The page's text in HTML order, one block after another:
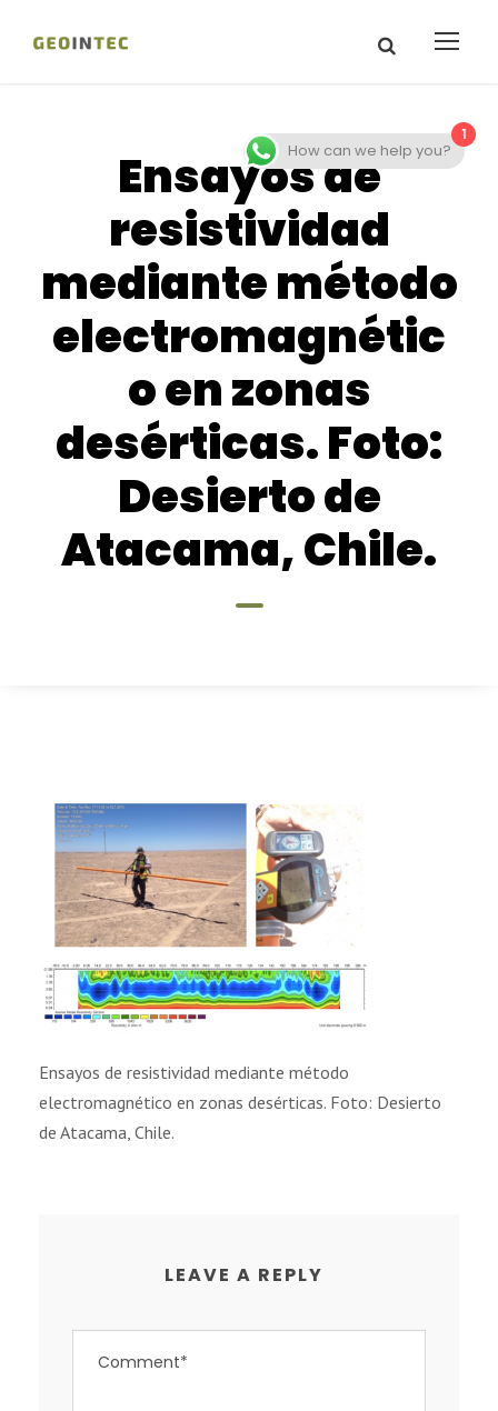
Ensayos de
resistividad
mediante método
electromagnétic
o en zonas
desérticas. Foto:
Desierto de
Atacama, Chile.
Ensayos de resistividad mediante método
electromagnético en zonas desérticas. Foto: Desierto
de Atacama, Chile.
LEAVE A REPLY
1
How can we help you?